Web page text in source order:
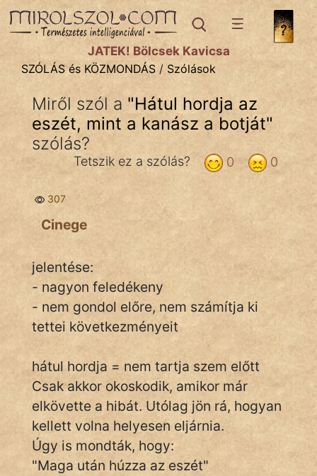
SZÓLÁS ÉS KÖZMONDÁStémák:
Bibliai
Közmondások
Rímelő
Szólások
Tréfás
IRODALOM
SZÓLÁS
KÖZMONDÁS
PSZICHO
JÁTÉK! Bölcsek Kavicsa
SZÓLÁS és KÖZMONDÁS / Szólások
Miről szól a "Hátul hordja az
eszét, mint a kanász a botját"
szólás?
0
0
Tetszik ez a szólás?
307
Cinege
jelentése:
- nagyon feledékeny
- nem gondol előre, nem számítja ki
tettei következményeit
hátul hordja = nem tartja szem előtt
Csak akkor okoskodik, amikor már
elkövette a hibát. Utólag jön rá, hogyan
kellett volna helyesen eljárnia.
Úgy is mondták, hogy:
"Maga után húzza az eszét"